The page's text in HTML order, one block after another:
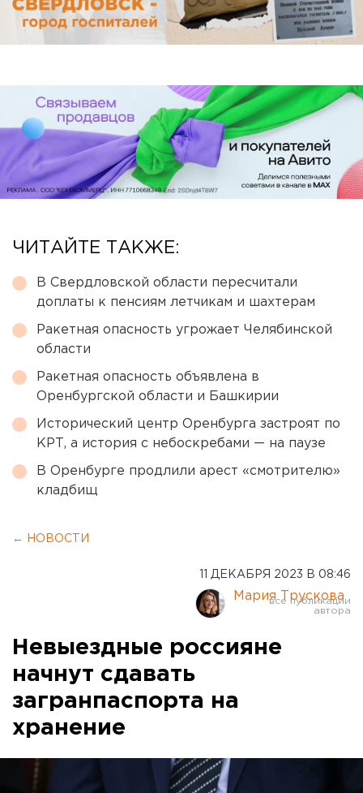
ЧИТАЙТЕ ТАКЖЕ:
В Свердловской области пересчитали
доплаты к пенсиям летчикам и шахтерам
Ракетная опасность угрожает Челябинской
области
Ракетная опасность объявлена в
Оренбургской области и Башкирии
Исторический центр Оренбурга застроят по
КРТ, а история с небоскребами — на паузе
В Оренбурге продлили арест «смотрителю»
кладбищ
← НОВОСТИ
11 ДЕКАБРЯ 2023 В 08:46
Мария Трускова
Невыездные россияне
начнут сдавать
загранпаспорта на
хранение